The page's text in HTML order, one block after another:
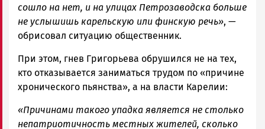
сошло на нет, и на улицах Петрозаводска больше
не услышишь карельскую или финскую речь», —
обрисовал ситуацию общественник.
При этом, гнев Григорьева обрушился не на тех,
кто отказывается заниматься трудом по «причине
хронического пьянства», а на власти Карелии:
«Причинами такого упадка является не столько
непатриотичность местных жителей, сколько